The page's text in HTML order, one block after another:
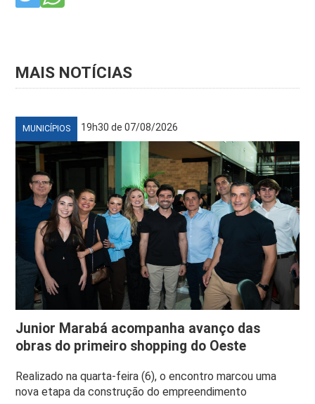
MAIS NOTÍCIAS
MUNICÍPIOS 19h30 de 07/08/2026
Junior Marabá acompanha avanço das
obras do primeiro shopping do Oeste
Realizado na quarta-feira (6), o encontro marcou uma
nova etapa da construção do empreendimento